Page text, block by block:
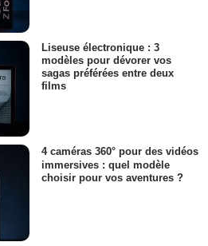
Liseuse électronique : 3
modèles pour dévorer vos
sagas préférées entre deux
films
4 caméras 360° pour des vidéos
immersives : quel modèle
choisir pour vos aventures ?